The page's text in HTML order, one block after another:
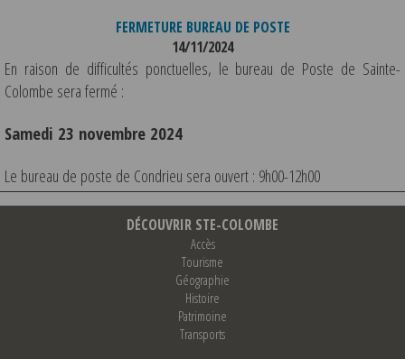
FERMETURE BUREAU DE POSTE
14/11/2024
En raison de difficultés ponctuelles, le bureau de Poste de Sainte-
Colombe sera fermé :
Samedi 23 novembre 2024
Le bureau de poste de Condrieu sera ouvert : 9h00-12h00
DÉCOUVRIR STE-COLOMBE
Accès
Tourisme
Géographie
Histoire
Patrimoine
Transports